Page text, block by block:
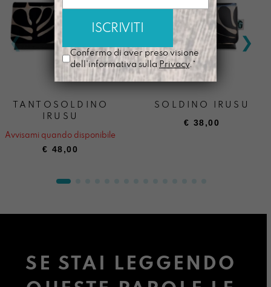
TANTOSOLDINO
IRUSU
Avvisami quando disponibile
€ 48,00
SOLDINO IRUSU
€ 38,00
SE STAI LEGGENDO
Confermo di aver preso visione
dell'informativa sulla Privacy.*